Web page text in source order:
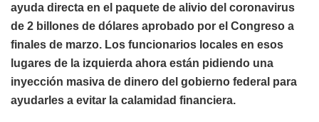
ayuda directa en el paquete de alivio del coronavirus
de 2 billones de dólares aprobado por el Congreso a
finales de marzo. Los funcionarios locales en esos
lugares de la izquierda ahora están pidiendo una
inyección masiva de dinero del gobierno federal para
ayudarles a evitar la calamidad financiera.